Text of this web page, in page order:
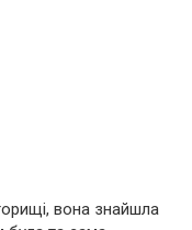
вона знайшла